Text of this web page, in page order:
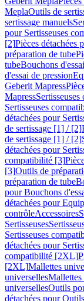
MeplaOutils de
sertissage manuels
pour Sertisseuses
[2]Pièces détachées
préparation de tube
tubeBouchons
d'essai de pression
Geberit Mapress
Mapress
Sertisseuses
détachées pour
de sertissage [1] / [2]
de sertissage [1] / [2]
détachées pour
compatibilité [3]
[3]Outils de
préparation de tube
pour Bouchons
détachées pour
contrôleAccessoires
Sertisseuses
Sertisseuses
détachées pour
compatibilité [2XL]
[2XL]Mallettes
universellesMallettes
universellesOutils
détachées pour